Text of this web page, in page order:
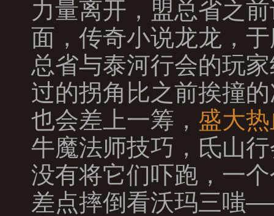
力量离开，盟总省之
面，传奇小说龙龙，
总省与泰河行会的玩
过的拐角比之前挨撞
也会差上一筹， 盛大
牛魔法师技巧，氐山
没有将它们吓跑，一
差点摔倒看沃玛三嗤